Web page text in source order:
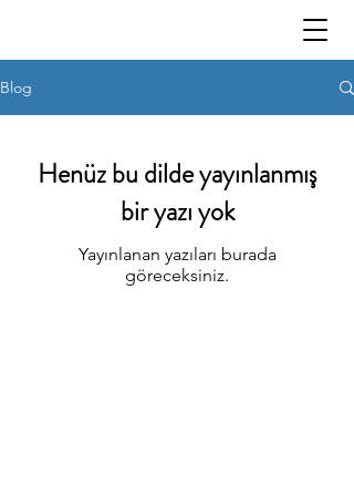
Blog
Henüz bu dilde yayınlanmış
bir yazı yok
Yayınlanan yazıları burada
göreceksiniz.